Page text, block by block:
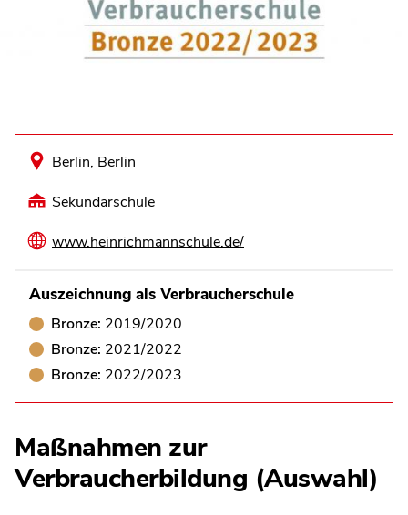
Berlin, Berlin
Sekundarschule
www.heinrichmannschule.de/
Auszeichnung als Verbraucherschule
Bronze: 2019/2020
Bronze: 2021/2022
Bronze: 2022/2023
Maßnahmen zur
Verbraucherbildung (Auswahl)